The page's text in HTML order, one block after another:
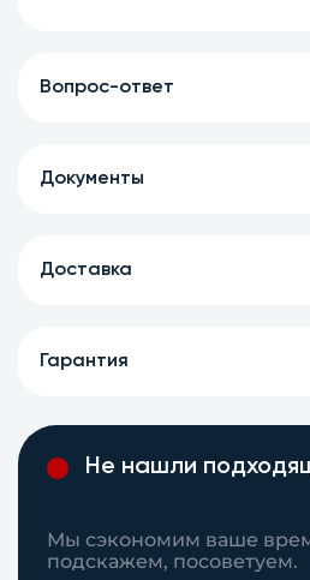
Вопрос-ответ
Документы
Доставка
Гарантия
Не нашли
Мы сэкономим ваше
подскажем, посоветуем.